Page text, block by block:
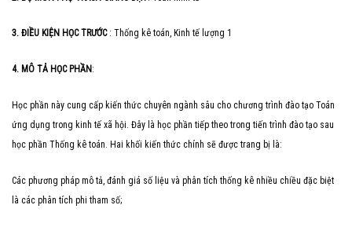
3. ĐIỀU KIỆN HỌC TRƯỚC: Thống kê toán, Kinh tế lượng 1
4. MÔ TẢ HỌC PHẦN :
Học phần này cung cấp kiến thức chuyên ngành sâu cho chương trình đào tạo Toán
ứng dụng trong kinh tế xã hội. Đây là học phần tiếp theo trong tiến trình đào tạo sau
học phần Thống kê toán. Hai khối kiến thức chính sẽ được trang bị là:
Các phương pháp mô tả, đánh giá số liệu và phân tích thống kê nhiều chiều đặc biệt
là các phân tích phi tham số;